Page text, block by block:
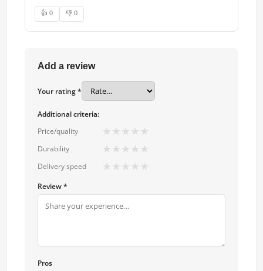
👍 0 👎 0
Add a review
Your rating *
Additional criteria:
Price/quality
★ ★ ★ ★ ★
Durability ★ ★ ★ ★ ★
Delivery speed ★ ★ ★ ★ ★
Review *
Pros